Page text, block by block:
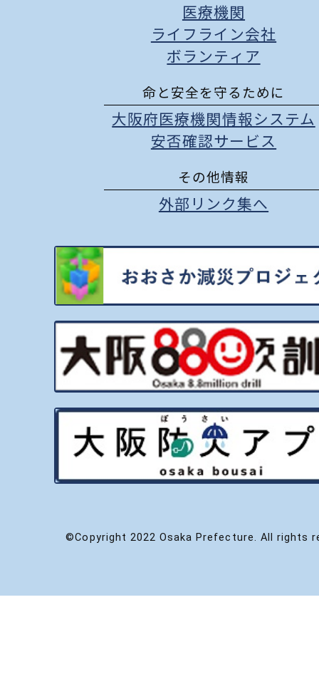
医療機関
ライフライン会社
ボランティア
命と安全を守るために
大阪府医療機関情報システム
安否確認サービス
その他情報
外部リンク集へ
©Copyright 2022 Osaka Prefecture. All rights